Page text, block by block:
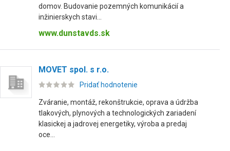
domov. Budovanie pozemných komunikácií a
inžinierskych stavi...
www.dunstavds.sk
MOVET spol. s r.o.
Pridať hodnotenie
Zváranie, montáž, rekonštrukcie, oprava a údržba
tlakových, plynových a technologických zariadení
klasickej a jadrovej energetiky, výroba a predaj
oce...